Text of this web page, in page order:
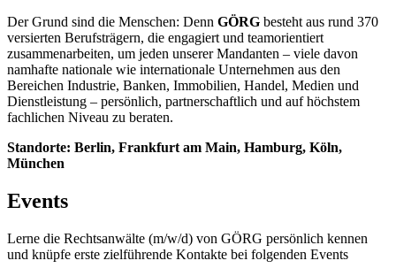
Der Grund sind die Menschen: Denn GÖRG besteht aus rund 370
versierten Berufsträgern, die engagiert und teamorientiert
zusammenarbeiten, um jeden unserer Mandanten – viele davon
namhafte nationale wie internationale Unternehmen aus den
Bereichen Industrie, Banken, Immobilien, Handel, Medien und
Dienstleistung – persönlich, partnerschaftlich und auf höchstem
fachlichen Niveau zu beraten.
Standorte: Berlin, Frankfurt am Main, Hamburg, Köln,
München
Events
Lerne die Rechtsanwälte (m/w/d) von GÖRG persönlich kennen
und knüpfe erste zielführende Kontakte bei folgenden Events